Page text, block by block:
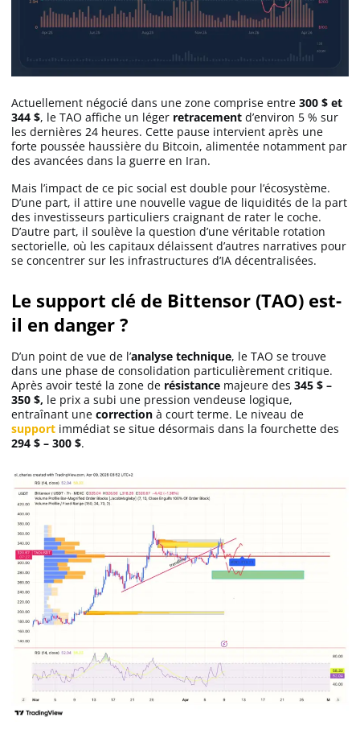
Apprendre
Indicateurs techniques
Investir
Meilleures plateformes
Meilleurs wallets
Actuellement négocié dans une zone comprise entre 300 $ et
344 $, le TAO affiche un léger retracement d’environ 5 % sur
les dernières 24 heures. Cette pause intervient après une
forte poussée haussière du Bitcoin, alimentée notamment par
des avancées dans la guerre en Iran.
Mais l’impact de ce pic social est double pour l’écosystème.
D’une part, il attire une nouvelle vague de liquidités de la part
des investisseurs particuliers craignant de rater le coche.
D’autre part, il soulève la question d’une véritable rotation
sectorielle, où les capitaux délaissent d’autres narratives pour
se concentrer sur les infrastructures d’IA décentralisées.
Le support clé de Bittensor (TAO) est-
il en danger ?
D’un point de vue de l’analyse technique, le TAO se trouve
dans une phase de consolidation particulièrement critique.
Après avoir testé la zone de résistance majeure des 345 $ –
350 $, le prix a subi une pression vendeuse logique,
entraînant une correction à court terme. Le niveau de
support immédiat se situe désormais dans la fourchette des
294 $ – 300 $.